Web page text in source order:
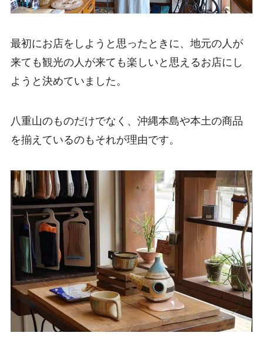
最初にお店をしようと思ったときに、地元の人が
来ても観光の人が来ても楽しいと思えるお店にし
ようと決めていました。
八重山のものだけでなく、沖縄本島や本土の商品
を揃えているのもそれが理由です。